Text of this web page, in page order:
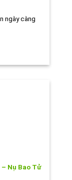
ngày càng
Nụ Bao Tử